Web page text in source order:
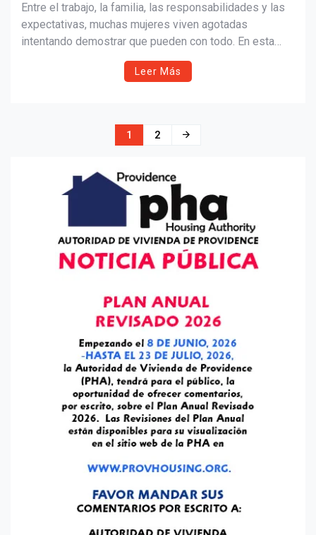
Entre el trabajo, la familia, las responsabilidades y las
expectativas, muchas mujeres viven agotadas
intentando demostrar que pueden con todo. En esta
reflexión íntima y honesta, la autora explora el peso
emocional del perfeccionismo, el insomnio y la
Leer Más
1 2